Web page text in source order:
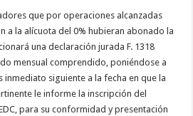
que por operaciones alcanzadas
a la alícuota del 0% hubieran abonado la
una declaración jurada F. 1318
mensual comprendido, poniéndose a
siguiente a la fecha en que la
le informe la inscripción del
para su conformidad y presentación